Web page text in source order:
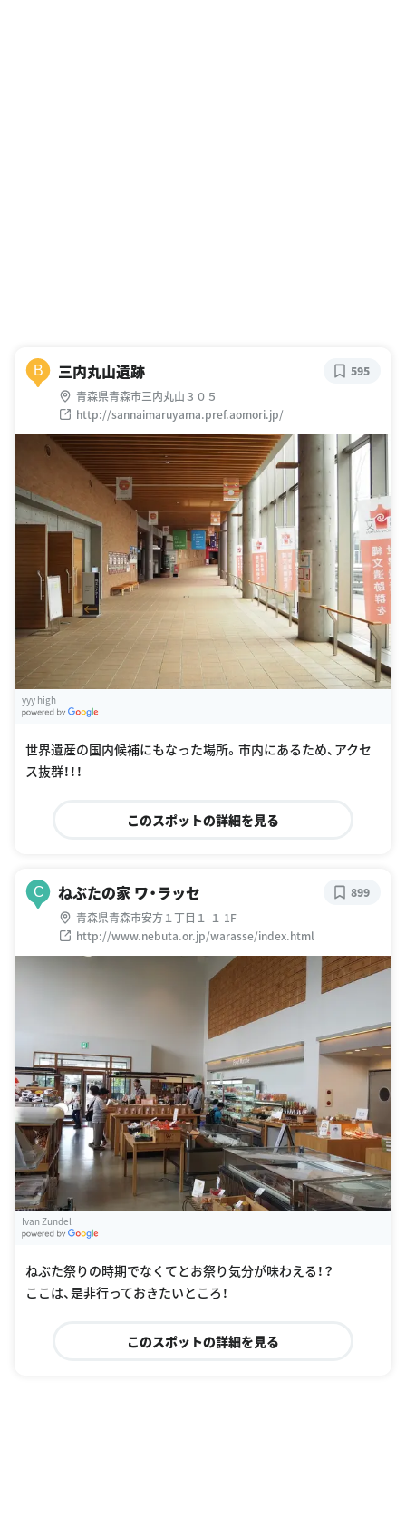
B 三内丸山遺跡
青森県青森市三内丸山３０５
http://sannaimaruyama.pref.aomori.jp/
595
yyy high
世界遺産の国内候補にもなった場所。市内にあるため、アクセ
ス抜群！！！
このスポットの詳細を見る
C ねぶたの家 ワ・ラッセ
青森県青森市安方１丁目１-１ 1F
http://www.nebuta.or.jp/warasse/index.html
899
Ivan Zundel
ねぶた祭りの時期でなくてとお祭り気分が味わえる！？
ここは、是非行っておきたいところ！
このスポットの詳細を見る